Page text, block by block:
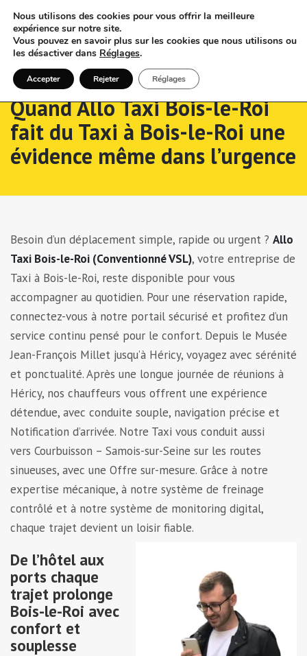
Quand Allo Taxi Bois-le-Roi
fait du Taxi à Bois-le-Roi une
évidence même dans l’urgence
Besoin d’un déplacement simple, rapide ou urgent ? Allo
Taxi Bois-le-Roi (Conventionné VSL), votre entreprise de
Taxi à Bois-le-Roi, reste disponible pour vous
accompagner au quotidien. Pour une réservation rapide,
connectez-vous à notre portail sécurisé et profitez d’un
service continu pensé pour le confort. Depuis le Musée
Jean-François Millet jusqu’à Héricy, voyagez avec sérénité
et ponctualité. Après une longue journée de réunions à
Héricy, nos chauffeurs vous offrent une expérience
détendue, avec conduite souple, navigation précise et
Notification d’arrivée. Notre Taxi vous conduit aussi
vers Courbuisson – Samois-sur-Seine sur les routes
sinueuses, avec une Offre sur-mesure. Grâce à notre
expertise mécanique, à notre système de freinage
contrôlé et à notre système de monitoring digital,
chaque trajet devient un loisir fiable.
De l’hôtel aux
ports chaque
trajet prolonge
Bois-le-Roi avec
confort et
souplesse
Nous utilisons des cookies pour vous offrir la meilleure
expérience sur notre site.
Vous pouvez en savoir plus sur les cookies que nous utilisons ou
les désactiver dans Réglages.
Accepter Rejeter Réglages